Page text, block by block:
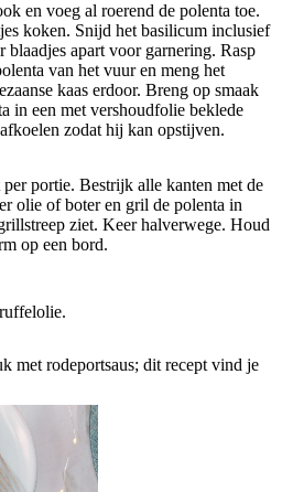
en voeg al roerend de polenta toe.
koken. Snijd het basilicum inclusief
blaadjes apart voor garnering. Rasp
van het vuur en meng het
kaas erdoor. Breng op smaak
in een met vershoudfolie beklede
zodat hij kan opstijven.
portie. Bestrijk alle kanten met de
olie of boter en gril de polenta in
ziet. Keer halverwege. Houd
op een bord.
met rodeportsaus; dit recept vind je